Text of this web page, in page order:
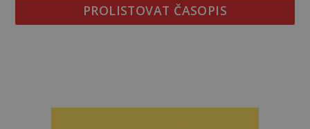
PROLISTOVAT ČASOPIS